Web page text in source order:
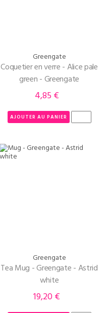
Greengate
Coquetier en verre - Alice pale
green - Greengate
Prix
4,85 €
AJOUTER AU PANIER
Greengate
Tea Mug - Greengate - Astrid
white
Prix
19,20 €